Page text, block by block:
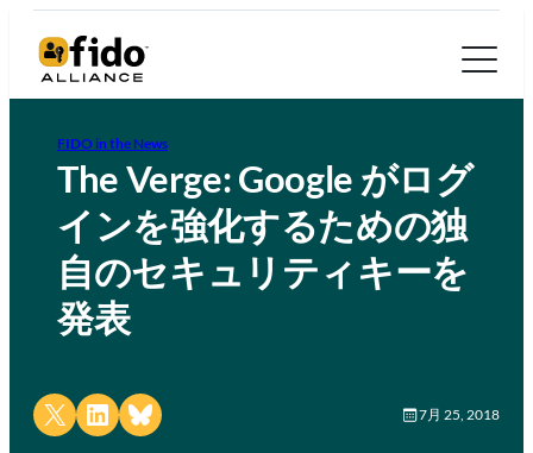
FIDO in the News
The Verge: Google がログ
インを強化するための独
自のセキュリティキーを
発表
Share on X Share on LinkedIn
Share on Bluesky 7月 25, 2018